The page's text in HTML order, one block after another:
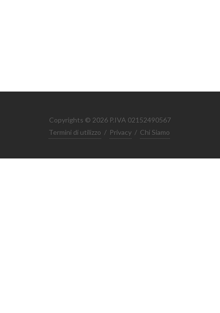
Copyrights © 2026 P.IVA 02152490567
Termini di utilizzo / Privacy / Chi Siamo